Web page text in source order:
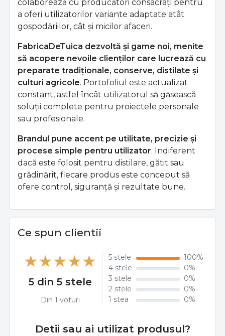
colaborează cu producători consacrați pentru
a oferi utilizatorilor variante adaptate atât
gospodăriilor, cât și micilor afaceri.
FabricaDeTuica dezvoltă și game noi, menite
să acopere nevoile clienților care lucrează cu
preparate tradiționale, conserve, distilate și
culturi agricole. Portofoliul este actualizat
constant, astfel încât utilizatorul să găsească
soluții complete pentru proiectele personale
sau profesionale.
Brandul pune accent pe utilitate, precizie și
procese simple pentru utilizator. Indiferent
dacă este folosit pentru distilare, gătit sau
grădinărit, fiecare produs este conceput să
ofere control, siguranță și rezultate bune.
Ce spun clientii
5 din 5 stele
Din 1 voturi
5 stele
100%
4 stele
0%
3 stele
0%
2 stele
0%
1 stea
0%
Detii sau ai utilizat produsul?